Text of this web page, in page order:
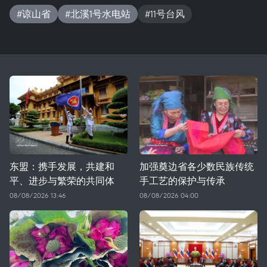
#谅山省 #北溪1号水电站 #11号台风
东盟：携手发展，共建和
平、进步与繁荣的共同体
08/08/2026 13:46
加强奠边省各少数民族传统
手工艺的保护与传承
08/08/2026 04:00